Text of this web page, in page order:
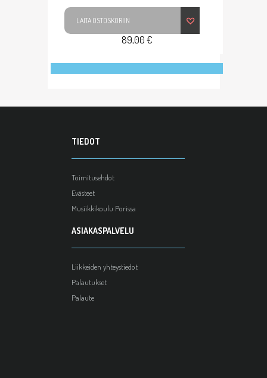
LAITA OSTOSKORIIN
89,00 €
TIEDOT
Toimitusehdot
Evästeet
Musiikkikoulu Porissa
ASIAKASPALVELU
Liikkeiden yhteystiedot
Palautukset
Palaute